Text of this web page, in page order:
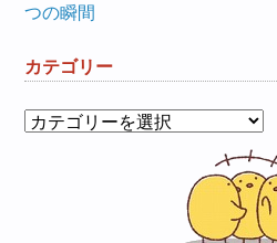
つの瞬間
カテゴリー
カ